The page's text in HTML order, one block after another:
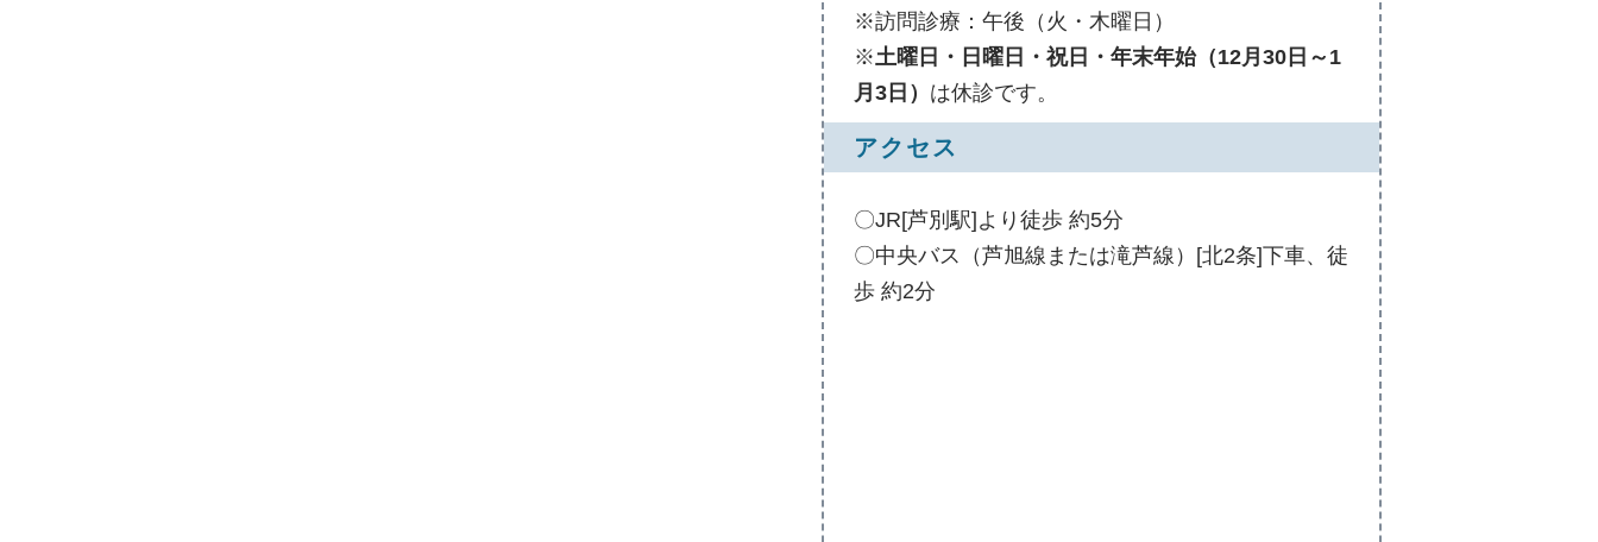
※訪問診療：午後（火・木曜日）
※土曜日・日曜日・祝日・年末年始（12月30日～1
月3日） は休診です。
アクセス
〇JR[芦別駅]より徒歩 約5分
〇中央バス（芦旭線または滝芦線）[北2条]下車、徒
歩 約2分